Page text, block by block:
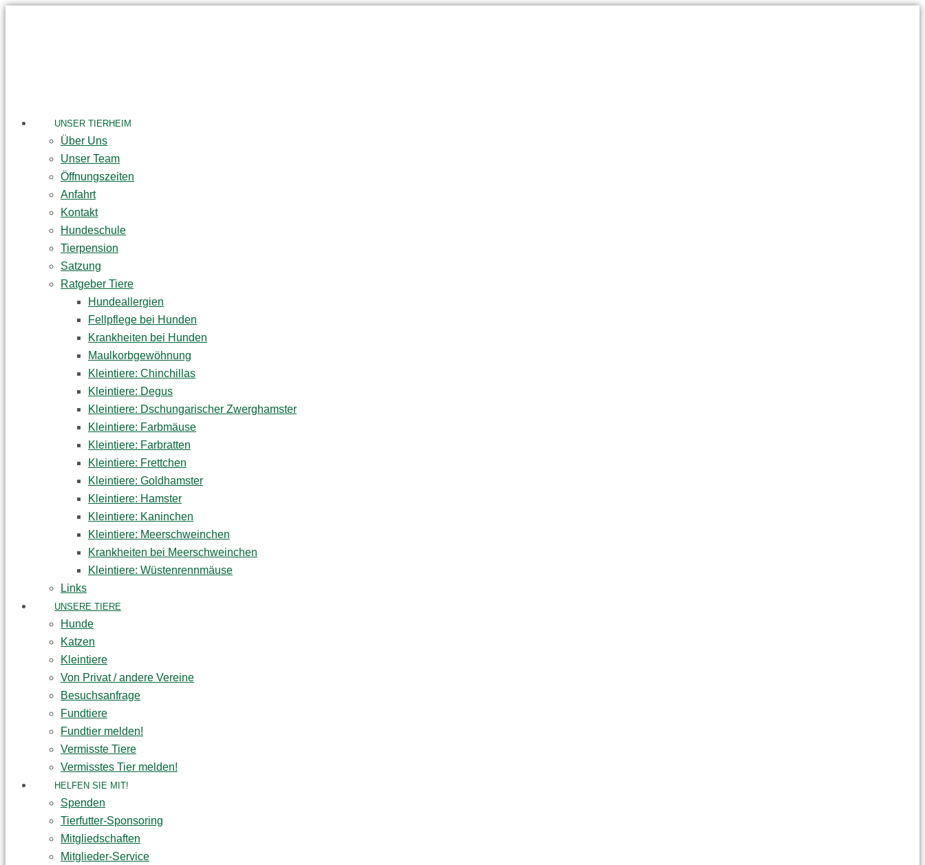
UNSER TIERHEIM
Über Uns
Unser Team
Öffnungszeiten
Anfahrt
Kontakt
Hundeschule
Tierpension
Satzung
Ratgeber Tiere
Hundeallergien
Fellpflege bei Hunden
Krankheiten bei Hunden
Maulkorbgewöhnung
Kleintiere: Chinchillas
Kleintiere: Degus
Kleintiere: Dschungarischer Zwerghamster
Kleintiere: Farbmäuse
Kleintiere: Farbratten
Kleintiere: Frettchen
Kleintiere: Goldhamster
Kleintiere: Hamster
Kleintiere: Kaninchen
Kleintiere: Meerschweinchen
Krankheiten bei Meerschweinchen
Kleintiere: Wüstenrennmäuse
Links
UNSERE TIERE
Hunde
Katzen
Kleintiere
Von Privat / andere Vereine
Besuchsanfrage
Fundtiere
Fundtier melden!
Vermisste Tiere
Vermisstes Tier melden!
HELFEN SIE MIT!
Spenden
Tierfutter-Sponsoring
Mitgliedschaften
Mitglieder-Service